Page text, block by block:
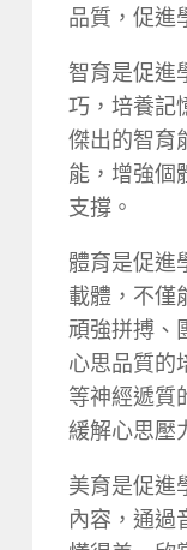
品質，促進
智育是促進
巧，培養記
傑出的智育
能，增強個
支撐。
體育是促進
載體，不僅
頑強拼搏、
心思品質的
等神經遞質
緩解心思壓
美育是促進
內容，通過